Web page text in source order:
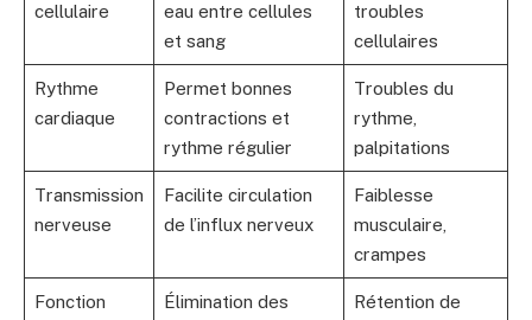
cellulaire
eau entre cellules
et sang
troubles
cellulaires
Rythme
cardiaque
Permet bonnes
contractions et
rythme régulier
Troubles du
rythme,
palpitations
Transmission
nerveuse
Facilite circulation
de l’influx nerveux
Faiblesse
musculaire,
crampes
Fonction
Élimination des
Rétention de